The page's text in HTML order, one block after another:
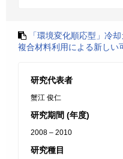
「環境変化順応型」冷
複合材料利用による新しい
研究代表者
蟹江 俊仁
研究期間 (年度)
2008 – 2010
研究種目